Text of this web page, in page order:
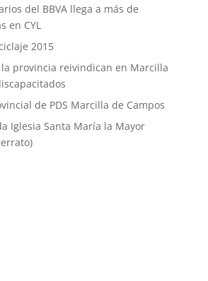
del BBVA llega a más de
en CYL
2015
la provincia reivindican en Marcilla
de PDS Marcilla de Campos
Iglesia Santa María la Mayor